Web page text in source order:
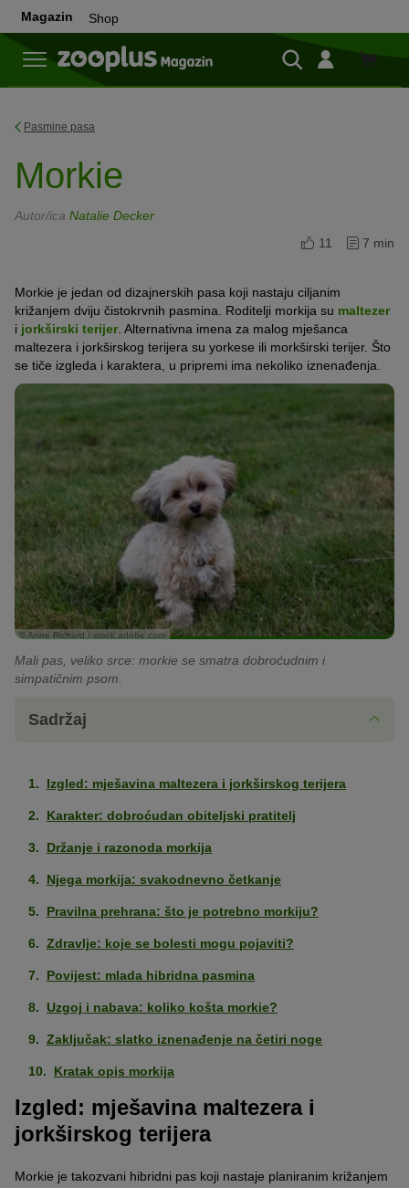
Magazin Shop
Shop
Pasmine pasa
Morkie
Autor/ica Natalie Decker
11
7 min
Morkie je jedan od dizajnerskih pasa koji nastaju ciljanim
križanjem dviju čistokrvnih pasmina. Roditelji morkija su maltezer
i jorkširski terijer. Alternativna imena za malog mješanca
maltezera i jorkširskog terijera su yorkese ili morkširski terijer. Što
se tiče izgleda i karaktera, u pripremi ima nekoliko iznenađenja.
© Anne Richard / stock.adobe.com
Mali pas, veliko srce: morkie se smatra dobroćudnim i
simpatičnim psom.
Sadržaj
Izgled: mješavina maltezera i jorkširskog terijera
Karakter: dobroćudan obiteljski pratitelj
Držanje i razonoda morkija
Njega morkija: svakodnevno četkanje
Pravilna prehrana: što je potrebno morkiju?
Zdravlje: koje se bolesti mogu pojaviti?
Povijest: mlada hibridna pasmina
Uzgoj i nabava: koliko košta morkie?
Zaključak: slatko iznenađenje na četiri noge
Kratak opis morkija
Izgled: mješavina maltezera i
jorkširskog terijera
Morkie je takozvani hibridni pas koji nastaje planiranim križanjem